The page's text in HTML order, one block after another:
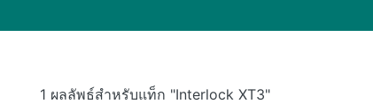
1 ผลลัพธ์สำหรับแท็ก "Interlock XT3"